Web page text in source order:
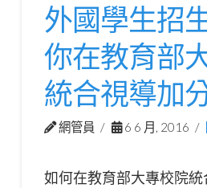
外國學生招
你在教育部
統合視導加
網管員 6 6 月, 2016
如何在教育部大專校院